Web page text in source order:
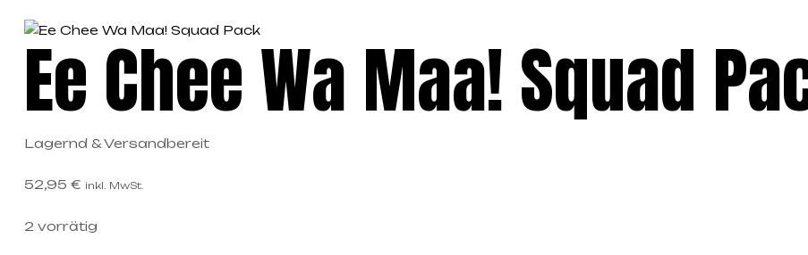
Ee Chee Wa Maa! Squad
Lagernd & Versandbereit
52,95 € inkl. MwSt.
2 vorrätig